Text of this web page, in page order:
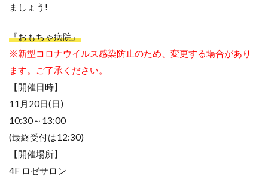
ましょう!
『おもちゃ病院』
※新型コロナウイルス感染防止のため、変更する場合があり
ます。ご了承ください。
【開催日時】
11月20日(日)
10:30～13:00
(最終受付は12:30)
【開催場所】
4F ロゼサロン